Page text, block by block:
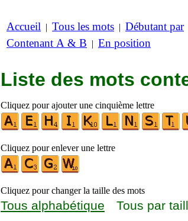
Accueil | Tous les mots | Débutant par
Contenant A & B | En position
Liste des mots
Cliquez pour ajouter une cinquième lettre
Cliquez pour enlever une lettre
Cliquez pour changer la taille des mots
Tous alphabétique Tous par